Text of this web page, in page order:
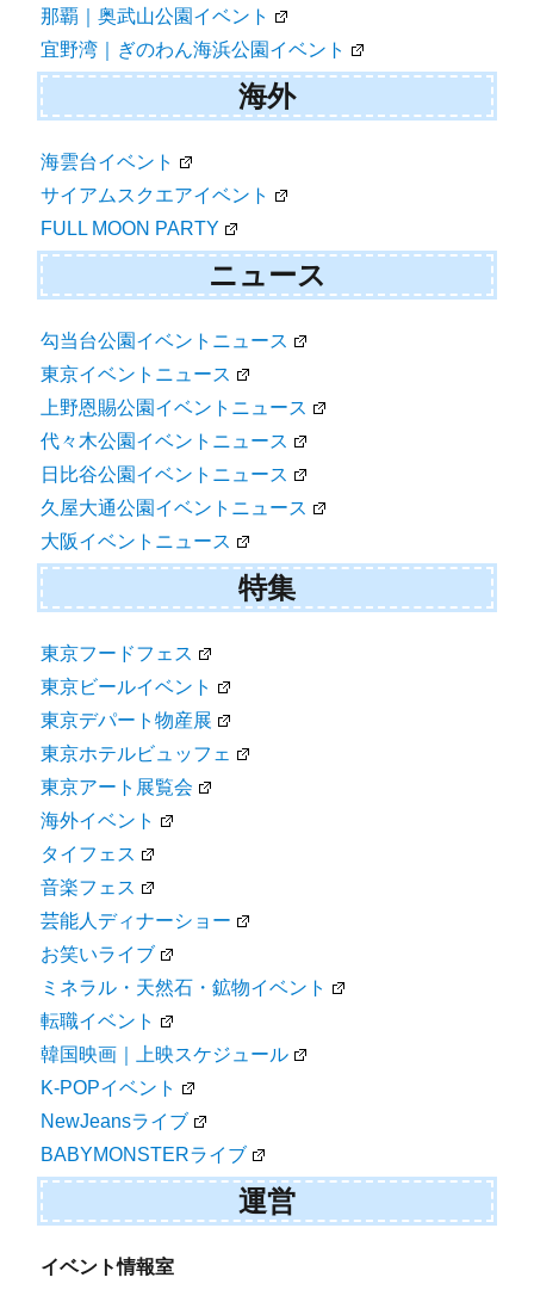
那覇｜奥武山公園イベント
宜野湾｜ぎのわん海浜公園イベント
海外
海雲台イベント
サイアムスクエアイベント
FULL MOON PARTY
ニュース
勾当台公園イベントニュース
東京イベントニュース
上野恩賜公園イベントニュース
代々木公園イベントニュース
日比谷公園イベントニュース
久屋大通公園イベントニュース
大阪イベントニュース
特集
東京フードフェス
東京ビールイベント
東京デパート物産展
東京ホテルビュッフェ
東京アート展覧会
海外イベント
タイフェス
音楽フェス
芸能人ディナーショー
お笑いライブ
ミネラル・天然石・鉱物イベント
転職イベント
韓国映画｜上映スケジュール
K-POPイベント
NewJeansライブ
BABYMONSTERライブ
運営
イベント情報室